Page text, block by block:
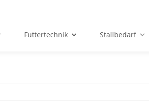
Futtertechnik Stallbedarf